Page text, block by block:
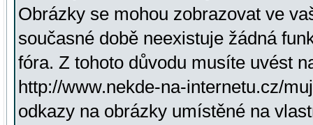
Obrázky se mohou zobrazovat ve
současné době neexistuje žádná
fóra. Z tohoto důvodu musíte uvést
http://www.nekde-na-internetu.cz/
odkazy na obrázky umístěné na